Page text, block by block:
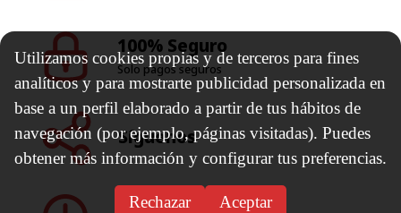
100% Seguro
Solo pagos seguros
Síguenos
Utilizamos cookies propias y de terceros para fines
analíticos y para mostrarte publicidad personalizada en
base a un perfil elaborado a partir de tus hábitos de
navegación (por ejemplo, páginas visitadas). Puedes
obtener más información y configurar tus preferencias.
Rechazar Aceptar